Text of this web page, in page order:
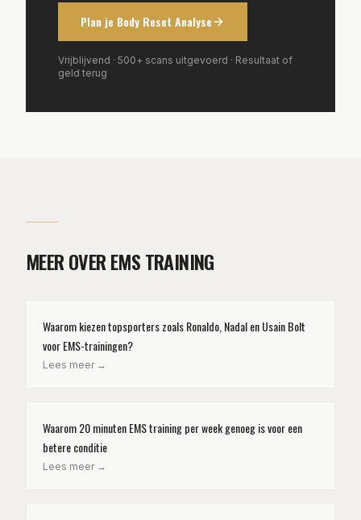
Plan je Body Reset Analyse
Vrijblijvend · 500+ scans uitgevoerd · Resultaat of
geld terug
MEER OVER EMS TRAINING
Waarom kiezen topsporters zoals Ronaldo, Nadal en Usain Bolt
voor EMS-trainingen?
Lees meer →
Waarom 20 minuten EMS training per week genoeg is voor een
betere conditie
Lees meer →